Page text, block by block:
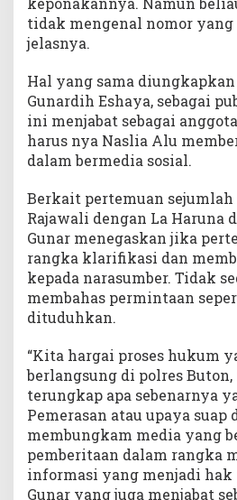
tidak mengenal nomor yang
jelasnya.
Hal yang sama
Gunardih Eshaya, sebagai
ini menjabat sebagai anggota
harus nya Naslia Alu
dalam bermedia sosial.
Berkait pertemuan
Rajawali dengan La Haruna
Gunar menegaskan jika
rangka klarifikasi dan
kepada narasumber. Tidak
membahas permintaan
dituduhkan.
“Kita hargai proses hukum
berlangsung di polres
terungkap apa sebenarnya
Pemerasan atau upaya suap
membungkam media yang
pemberitaan dalam rangka
informasi yang menjadi hak
Gunar yang juga menjabat